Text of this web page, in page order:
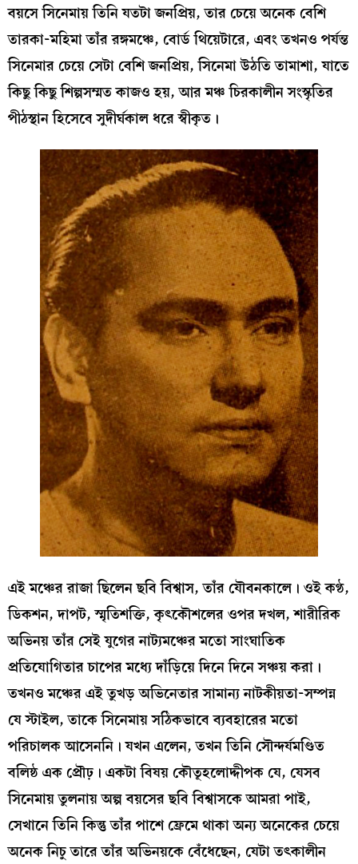
বয়সে সিনেমায় তিনি যতটা জনপ্রিয়, তার চেয়ে অনেক বেশি
তারকা-মহিমা তাঁর রঙ্গমঞ্চে, বোর্ড থিয়েটারে, এবং তখনও পর্যন্ত
সিনেমার চেয়ে সেটা বেশি জনপ্রিয়, সিনেমা উঠতি তামাশা, যাতে
কিছু কিছু শিল্পসম্মত কাজও হয়, আর মঞ্চ চিরকালীন সংস্কৃতির
পীঠস্থান হিসেবে সুদীর্ঘকাল ধরে স্বীকৃত।
এই মঞ্চের রাজা ছিলেন ছবি বিশ্বাস, তাঁর যৌবনকালে। ওই কণ্ঠ,
ডিকশন, দাপট, স্মৃতিশক্তি, কৃৎকৌশলের ওপর দখল, শারীরিক
অভিনয় তাঁর সেই যুগের নাট্যমঞ্চের মতো সাংঘাতিক
প্রতিযোগিতার চাপের মধ্যে দাঁড়িয়ে দিনে দিনে সঞ্চয় করা।
তখনও মঞ্চের এই তুখড় অভিনেতার সামান্য নাটকীয়তা-সম্পন্ন
যে স্টাইল, তাকে সিনেমায় সঠিকভাবে ব্যবহারের মতো
পরিচালক আসেননি। যখন এলেন, তখন তিনি সৌন্দর্যমণ্ডিত
বলিষ্ঠ এক প্রৌঢ়। একটা বিষয় কৌতূহলোদ্দীপক যে, যেসব
সিনেমায় তুলনায় অল্প বয়সের ছবি বিশ্বাসকে আমরা পাই,
সেখানে তিনি কিন্তু তাঁর পাশে ফ্রেমে থাকা অন্য অনেকের চেয়ে
অনেক নিচু তারে তাঁর অভিনয়কে বেঁধেছেন, যেটা তৎকালীন